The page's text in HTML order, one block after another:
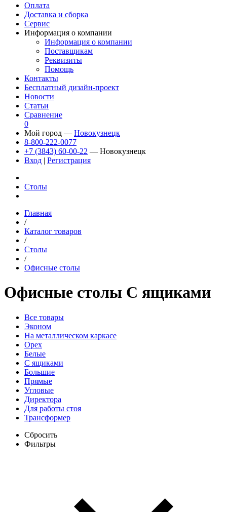
Оплата
Доставка и сборка
Сервис
Информация о компании
Информация о компании
Поставщикам
Реквизиты
Помощь
Контакты
Бесплатный дизайн-проект
Новости
Статьи
Сравнение
0
Мой город — Новокузнецк
8-800-222-0077
+7 (3843) 60-00-22 — Новокузнецк
Вход | Регистрация
Столы
Главная
/
Каталог товаров
/
Столы
/
Офисные столы
Офисные столы С ящиками
Все товары
Эконом
На металлическом каркасе
Орех
Белые
С ящиками
Большие
Прямые
Угловые
Директора
Для работы стоя
Трансформер
Сбросить
Фильтры